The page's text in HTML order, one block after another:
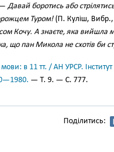
—Давай боротись або
Туром!(П. Куліш,
Кочу. А знаєте, яка вийшла
що пан Микола не схотів би
мови: в 11 тт. / АН УРСР.
— Т. 9. — С. 777.
Поділитись: